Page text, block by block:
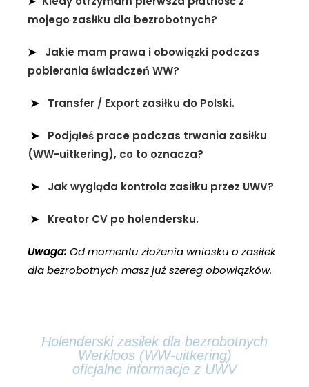
mojego zasiłku dla bezrobotnych?
➤ Jakie mam prawa i obowiązki podczas
pobierania świadczeń WW?
➤ Transfer / Export zasiłku do Polski.
➤ Podjąłeś prace podczas trwania zasiłku
(WW-uitkering), co to oznacza?
➤ Jak wygląda kontrola zasiłku przez UWV?
➤ Kreator CV po holendersku.
Uwaga: Od momentu złożenia wniosku o zasiłek
dla bezrobotnych masz już szereg obowiązków.
Holenderski zasiłek dla bezrobotnych
Werkloos (WW-uitkering)
oficjalne informacje z UWV